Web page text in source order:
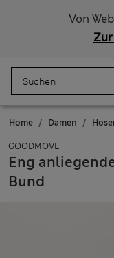
Von
Zur
Home Damen
GOODMOVE
Eng
Bund